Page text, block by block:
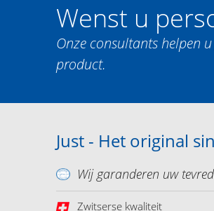
Wenst u
Onze consultants helpen
product.
Just - Het original
Wij garanderen uw
Zwitserse kwaliteit